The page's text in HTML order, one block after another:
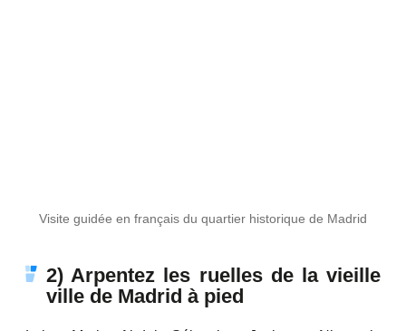
Visite guidée en français du quartier historique de Madrid
2) Arpentez les ruelles de la vieille
ville de Madrid à pied